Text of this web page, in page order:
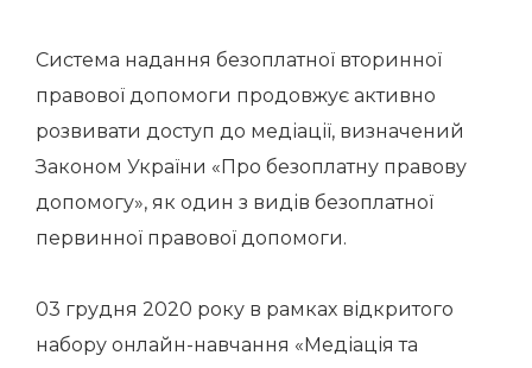
Система надання безоплатної вторинної
правової допомоги продовжує активно
розвивати доступ до медіації, визначений
Законом України «Про безоплатну правову
допомогу», як один з видів безоплатної
первинної правової допомоги.
03 грудня 2020 року в рамках відкритого
набору онлайн-навчання «Медіація та